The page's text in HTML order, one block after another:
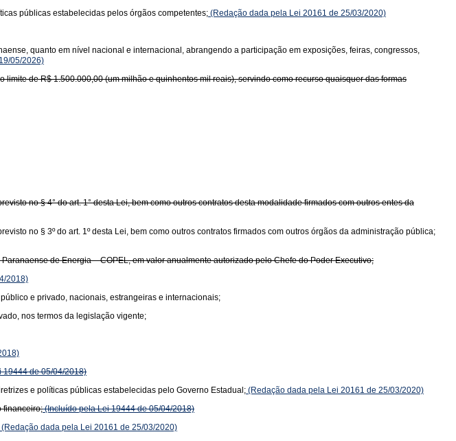
públicas estabelecidas pelos órgãos competentes; (Redação dada pela Lei 20161 de 25/03/2020)
quanto em nível nacional e internacional, abrangendo a participação em exposições, feiras, congressos,
05/2026)
de R$ 1.500.000,00 (um milhão e quinhentos mil reais), servindo como recurso quaisquer das formas
no § 4° do art. 1° desta Lei, bem como outros contratos desta modalidade firmados com outros entes da
no § 3º do art. 1º desta Lei, bem como outros contratos firmados com outros órgãos da administração pública;
de Energia – COPEL, em valor anualmente autorizado pelo Chefe do Poder Executivo;
2018)
e privado, nacionais, estrangeiras e internacionais;
nos termos da legislação vigente;
de 05/04/2018)
e políticas públicas estabelecidas pelo Governo Estadual; (Redação dada pela Lei 20161 de 25/03/2020)
financeiro;(Incluído pela Lei 19444 de 05/04/2018)
(Redação dada pela Lei 20161 de 25/03/2020)